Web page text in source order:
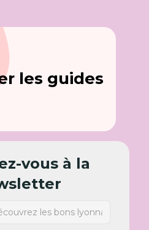
les guides
vous à la